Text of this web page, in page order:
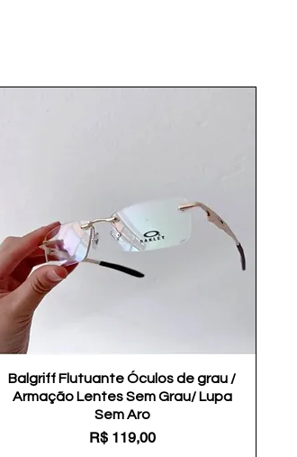
Visualização rápida
Balgriff Flutuante Óculos de grau /
Armação Lentes Sem Grau/ Lupa
Sem Aro
Preço
R$ 119,00